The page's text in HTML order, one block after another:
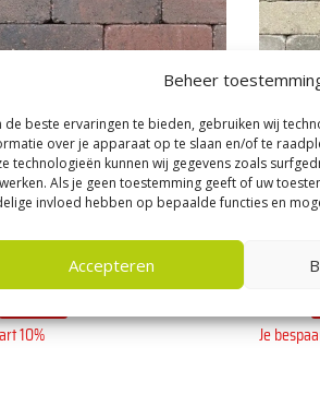
Beheer
de beste ervaringen te bieden, gebruiken wij
over je apparaat op te slaan en/of te
technologieën kunnen wij gegevens zoals
Als je geen toestemming geeft of uw
invloed hebben op bepaalde functies en
Accepteren
trommelstenen|Antieke trommel
getrommelde Dikformaat 6
27,75 per m²
10%
Stonique
cm
Je